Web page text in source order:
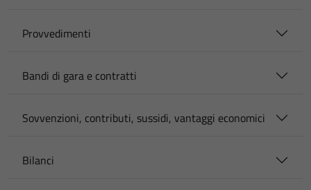
Provvedimenti
Bandi di gara e contratti
Sovvenzioni, contributi, sussidi, vantaggi economici
Bilanci